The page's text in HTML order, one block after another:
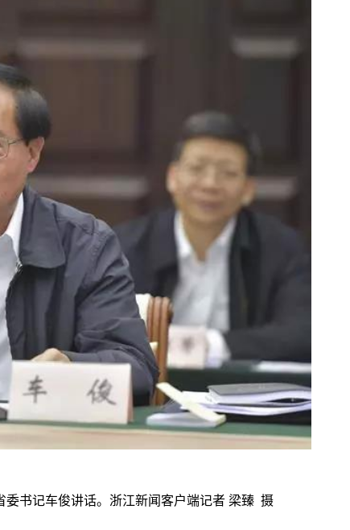
委书记车俊讲话。浙江新闻客户端记者 梁臻 摄